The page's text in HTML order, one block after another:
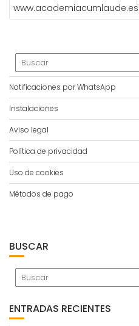
www.academiacumlaude.es
Notificaciones por WhatsApp
Instalaciones
Aviso legal
Política de privacidad
Uso de cookies
Métodos de pago
BUSCAR
ENTRADAS RECIENTES